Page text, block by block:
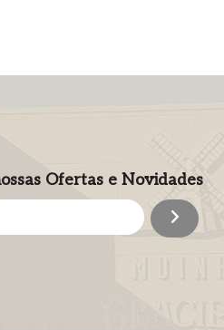
Ofertas e Novidades